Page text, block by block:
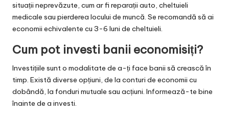
situații neprevăzute, cum ar fi reparații auto, cheltuieli
medicale sau pierderea locului de muncă. Se recomandă să ai
economii echivalente cu 3-6 luni de cheltuieli.
Cum pot investi banii economisiți?
Investițiile sunt o modalitate de a-ți face banii să crească în
timp. Există diverse opțiuni, de la conturi de economii cu
dobândă, la fonduri mutuale sau acțiuni. Informează-te bine
înainte de a investi.